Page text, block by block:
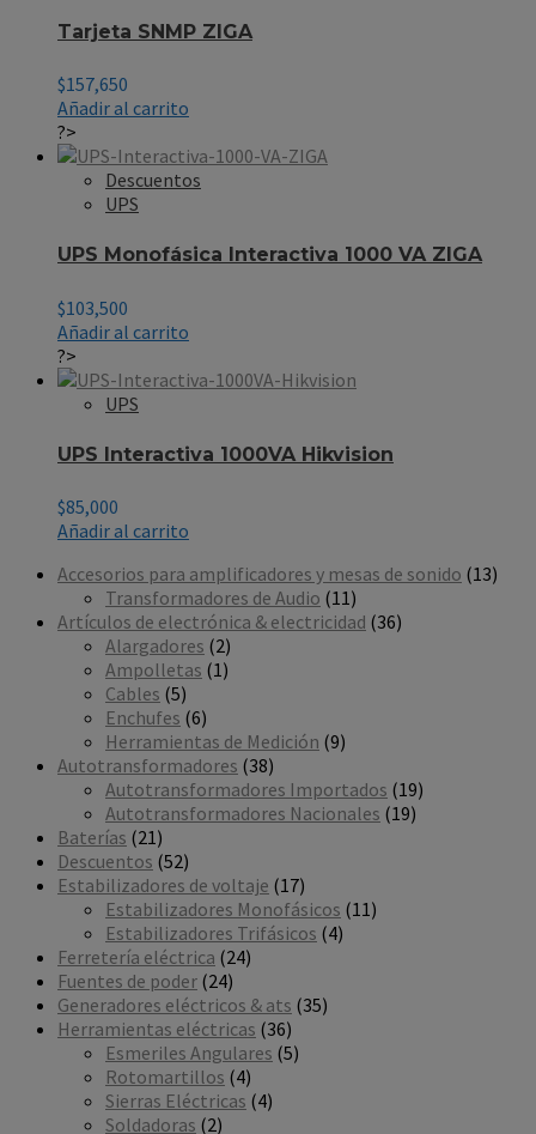
Tarjeta SNMP ZIGA
$157,650
Añadir al carrito
?>
Descuentos
UPS
UPS Monofásica Interactiva 1000 VA ZIGA
$103,500
Añadir al carrito
?>
UPS
UPS Interactiva 1000VA Hikvision
$85,000
Añadir al carrito
Accesorios para amplificadores y mesas de sonido 1313
Transformadores de Audio 1111
productos
Artículos de electrónica & electricidad 3636
Alargadores 22
productos
Ampolletas 11
Cables 55
productos
Enchufes 66
productos
Herramientas de Medición 99
Autotransformadores 3838
productos
Autotransformadores Importados 1919
Autotransformadores Nacionales 1919
Baterías 2121
productos
Descuentos 5252
productos
Estabilizadores de voltaje 1717
productos
Estabilizadores Monofásicos 1111
Estabilizadores Trifásicos 44
Ferretería eléctrica 2424
Fuentes de poder 2424
productos
Generadores eléctricos & ats 3535
Herramientas eléctricas 3636
productos
Esmeriles Angulares 55
Rotomartillos 44
productos
Sierras Eléctricas 44
Soldadoras 22